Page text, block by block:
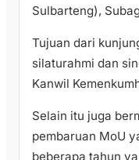
Sulbarteng),
Tujuan dari
silaturahmi dan
Kanwil
Selain itu juga
pembaruan MoU
beberapa tahun